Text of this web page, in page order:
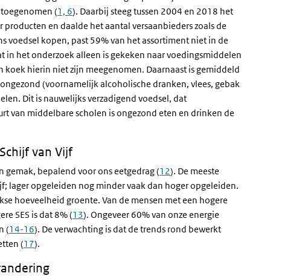
(1, 6). Daarbij steeg tussen 2004 en 2018 het
en daalde het aantal versaanbieders zoals de
voedsel kopen, past 59% van het assortiment niet in de
in het onderzoek alleen is gekeken naar voedingsmiddelen
hierin niet zijn meegenomen. Daarnaast is gemiddeld
(voornamelijk alcoholische dranken, vlees, gebak
Dit is nauwelijks verzadigend voedsel, dat
van middelbare scholen is ongezond eten en drinken de
van Vijf
gemak, bepalend voor ons eetgedrag (12). De meeste
lager opgeleiden nog minder vaak dan hoger opgeleiden.
hoeveelheid groente. Van de mensen met een hogere
SES is dat 8% (13). Ongeveer 60% van onze energie
(14-16). De verwachting is dat de trends rond bewerkt
(17).